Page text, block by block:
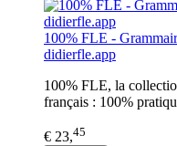
100% FLE -
didierfle.app
100% FLE, la
français : 100%
€ 23,45